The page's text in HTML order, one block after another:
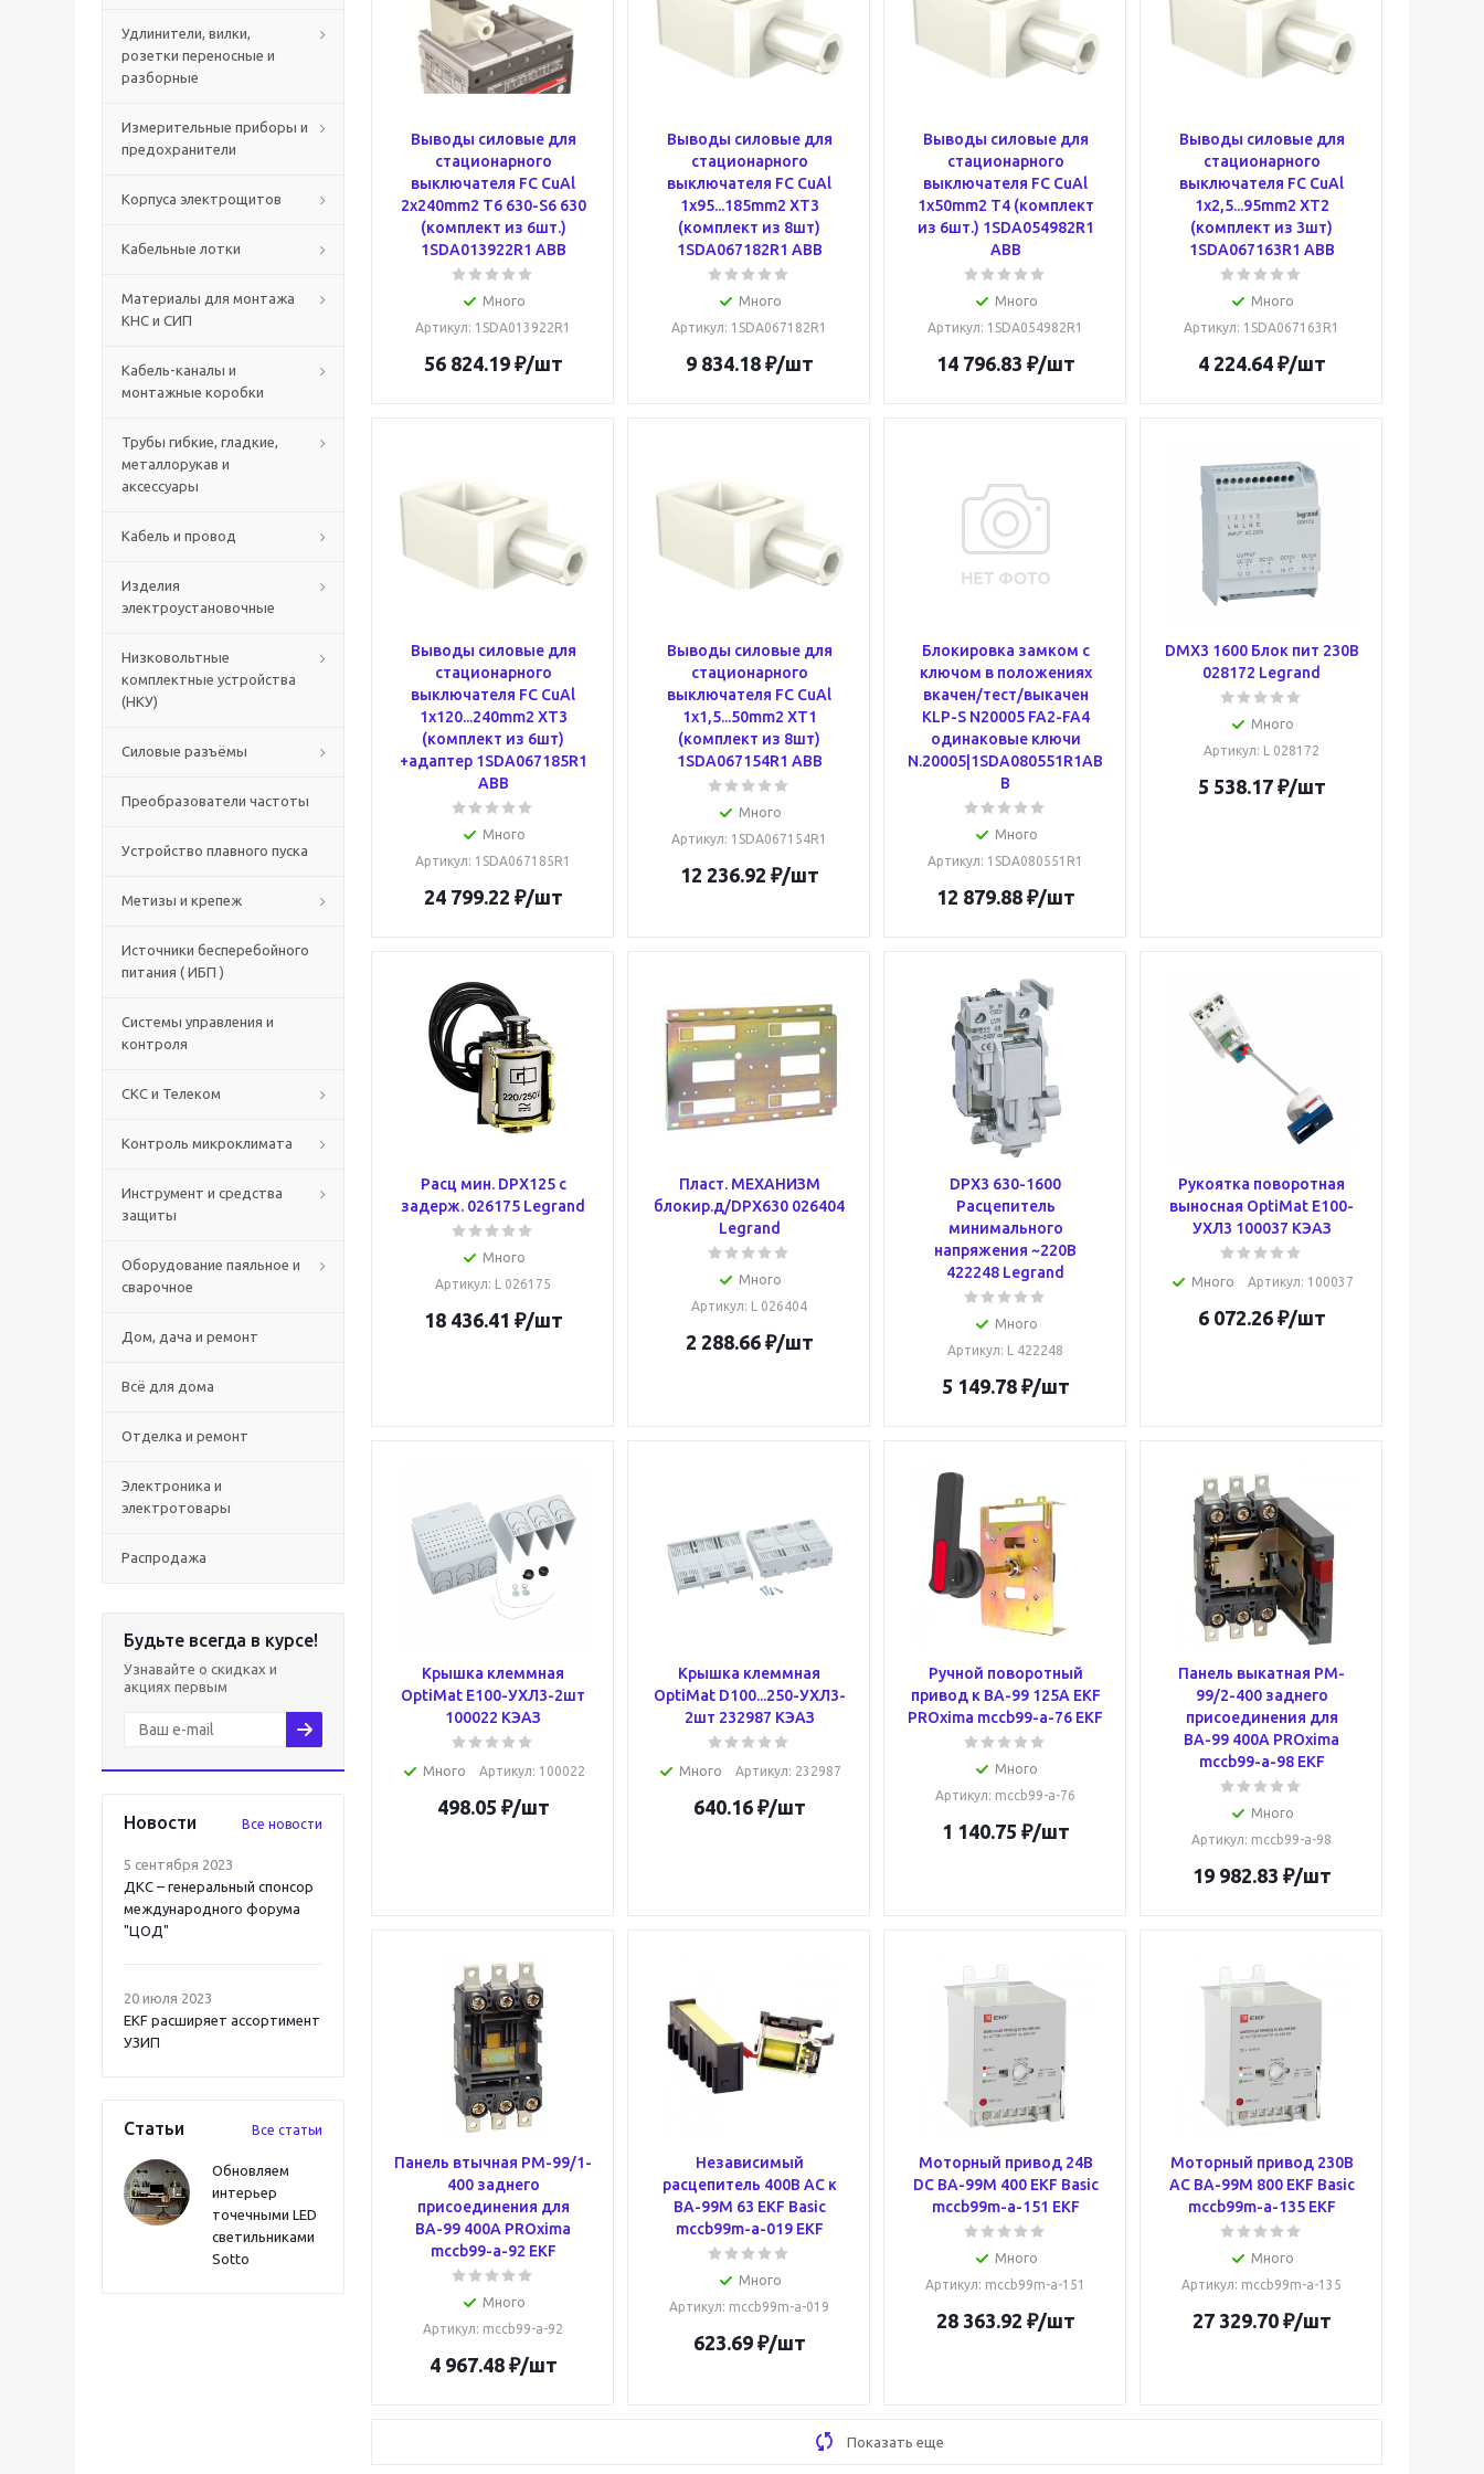
Удлинители, вилки,
розетки переносные и
разборные
Измерительные приборы и
предохранители
Корпуса электрощитов
Кабельные лотки
Материалы для монтажа
КНС и СИП
Кабель-каналы и
монтажные коробки
Трубы гибкие, гладкие,
металлорукав и
аксессуары
Кабель и провод
Изделия
электроустановочные
Низковольтные
комплектные устройства
(НКУ)
Силовые разъёмы
Преобразователи частоты
Устройство плавного пуска
Метизы и крепеж
Источники бесперебойного
питания ( ИБП )
Системы управления и
контроля
СКС и Телеком
Контроль микроклимата
Инструмент и средства
защиты
Оборудование паяльное и
сварочное
Дом, дача и ремонт
Всё для дома
Отделка и ремонт
Электроника и
электротовары
Распродажа
Будьте всегда в курсе!
Узнавайте о скидках и
акциях первым
Новости Все новости
5 сентября 2023
ДКС – генеральный спонсор
международного форума
"ЦОД"
20 июля 2023
EKF расширяет ассортимент
УЗИП
Статьи Все статьи
Обновляем
интерьер
точечными LED
светильниками
Sotto
Выводы силовые для
стационарного
выключателя FC CuAl
2x240mm2 T6 630-S6 630
(комплект из 6шт.)
1SDA013922R1 ABB
Много
Артикул: 1SDA013922R1
56 824.19₽/шт
Выводы силовые для
стационарного
выключателя FC CuAl
1x95...185mm2 XT3
(комплект из 8шт)
1SDA067182R1 ABB
Много
Артикул: 1SDA067182R1
9 834.18₽/шт
Выводы силовые для
стационарного
выключателя FC CuAl
1x50mm2 T4 (комплект
из 6шт.) 1SDA054982R1
ABB
Много
Артикул: 1SDA054982R1
14 796.83 ₽/шт
Выводы силовые для
стационарного
выключателя FC CuAl
1x2,5...95mm2 XT2
(комплект из 3шт)
1SDA067163R1 ABB
Много
Артикул: 1SDA067163R1
4 224.64₽/шт
Выводы силовые для
стационарного
выключателя FC CuAl
1x120...240mm2 XT3
(комплект из 6шт)
+адаптер 1SDA067185R1
ABB
Много
Артикул: 1SDA067185R1
24 799.22 ₽/шт
Выводы силовые для
стационарного
выключателя FC CuAl
1x1,5...50mm2 XT1
(комплект из 8шт)
1SDA067154R1 ABB
Много
Артикул: 1SDA067154R1
12 236.92 ₽/шт
Блокировка замком с
ключом в положениях
вкачен/тест/выкачен
KLP-S N20005 FA2-FA4
одинаковые ключи
N.20005|1SDA080551R1AB
B
Много
Артикул: 1SDA080551R1
12 879.88₽/шт
DMX3 1600 Блок пит 230В
028172 Legrand
Много
Артикул: L 028172
5 538.17₽/шт
Расц мин. DPX125 с
задерж. 026175 Legrand
Много
Артикул: L 026175
18 436.41 ₽/шт
Пласт. МЕХАНИЗМ
блокир.д/DPX630 026404
Legrand
Много
Артикул: L 026404
2 288.66₽/шт
DPX3 630-1600
Расцепитель
минимального
напряжения ~220В
422248 Legrand
Много
Артикул: L 422248
5 149.78₽/шт
Рукоятка поворотная
выносная OptiMat E100-
УХЛ3 100037 КЭАЗ
Много Артикул: 100037
6 072.26₽/шт
Крышка клеммная
OptiMat E100-УХЛ3-2шт
100022 КЭАЗ
Много Артикул: 100022
498.05 ₽/шт
Крышка клеммная
OptiMat D100...250-УХЛ3-
2шт 232987 КЭАЗ
Много Артикул: 232987
640.16₽/шт
Ручной поворотный
привод к ВА-99 125А EKF
PROxima mccb99-a-76 EKF
Много
Артикул: mccb99-a-76
1 140.75 ₽/шт
Панель выкатная PM-
99/2-400 заднего
присоединения для
ВА-99 400А PROxima
mccb99-a-98 EKF
Много
Артикул: mccb99-a-98
19 982.83 ₽/шт
Панель втычная PM-99/1-
400 заднего
присоединения для
ВА-99 400А PROxima
mccb99-a-92 EKF
Много
Артикул: mccb99-a-92
4 967.48₽/шт
Независимый
расцепитель 400В АС к
ВА-99М 63 EKF Basic
mccb99m-a-019 EKF
Много
Артикул: mccb99m-a-019
623.69₽/шт
Моторный привод 24В
DC ВА-99M 400 EKF Basic
mccb99m-a-151 EKF
Много
Артикул: mccb99m-a-151
28 363.92 ₽/шт
Моторный привод 230B
АС ВА-99M 800 EKF Basic
mccb99m-a-135 EKF
Много
Артикул: mccb99m-a-135
27 329.70₽/шт
Показать еще